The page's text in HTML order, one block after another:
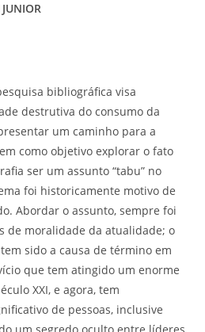
bibliográfica visa
destrutiva do consumo da
um caminho para a
como objetivo explorar o fato
ser um assunto “tabu” no
foi historicamente motivo de
Abordar o assunto, sempre foi
de moralidade da atualidade; o
sido a causa de término em
que tem atingido um enorme
XXI, e agora, tem
de pessoas, inclusive